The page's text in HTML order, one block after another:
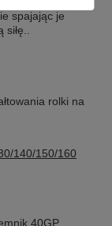
spajając je
rolki na
140/150/160
40GP